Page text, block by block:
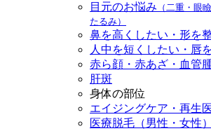
目元のお悩み （二重・眼
たるみ）
鼻を高くしたい・形を
人中を短くしたい・唇
赤ら顔・赤あざ・血管
肝斑
身体の部位
エイジングケア・再生
医療脱毛（男性・女性）